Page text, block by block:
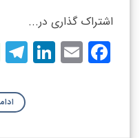
اشتراک گذاری در...
Email